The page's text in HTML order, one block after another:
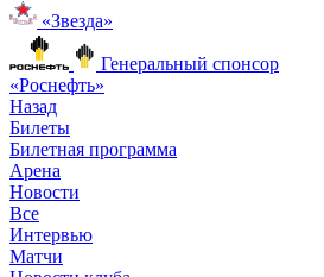
«Звезда»
Генеральный спонсор
«Роснефть»
Назад
Билеты
Билетная программа
Арена
Новости
Все
Интервью
Матчи